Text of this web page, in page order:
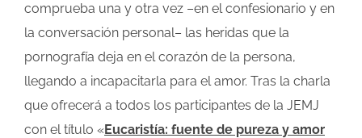
comprueba una y otra vez –en el confesionario y en
la conversación personal– las heridas que la
pornografía deja en el corazón de la persona,
llegando a incapacitarla para el amor. Tras la charla
que ofrecerá a todos los participantes de la JEMJ
con el título «Eucaristía: fuente de pureza y amor